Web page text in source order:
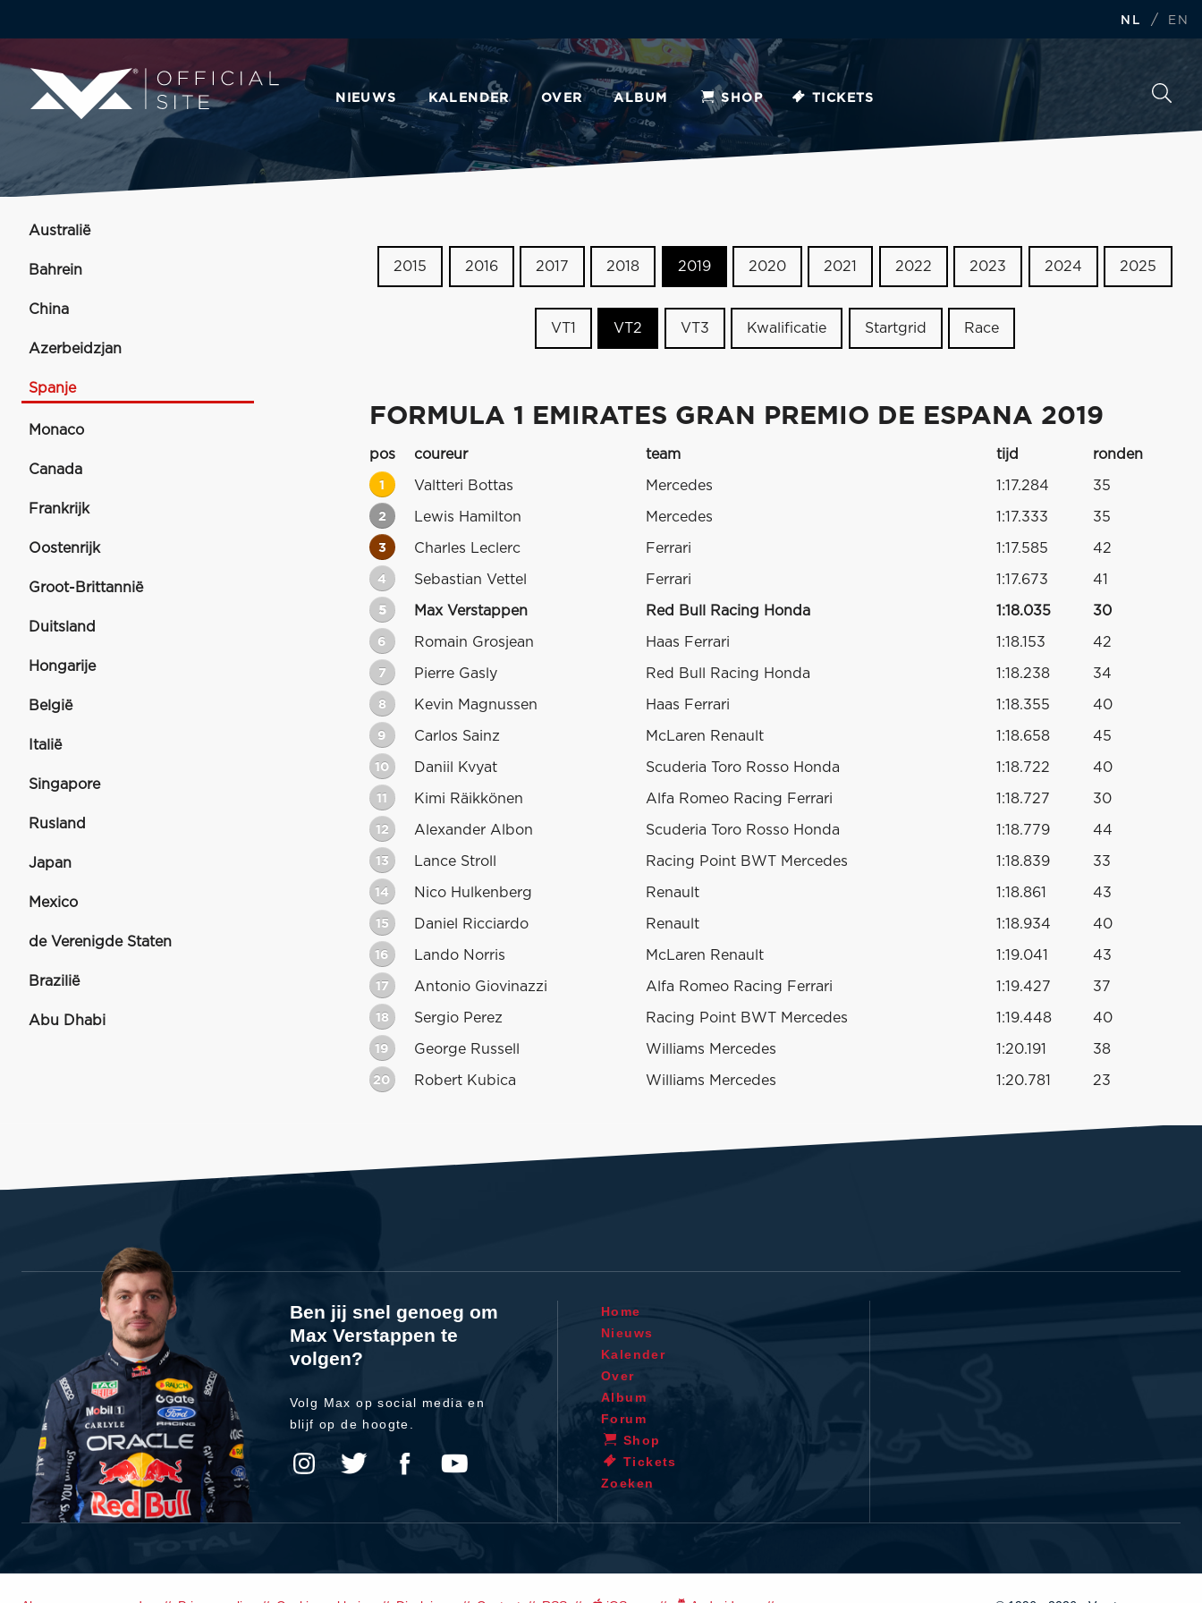
NL / EN
NIEUWS KALENDER OVER ALBUM SHOP TICKETS
Australië
Bahrein
China
Azerbeidzjan
Spanje
Monaco
Canada
Frankrijk
Oostenrijk
Groot-Brittannië
Duitsland
Hongarije
België
Italië
Singapore
Rusland
Japan
Mexico
de Verenigde Staten
Brazilië
Abu Dhabi
2015 2016 2017 2018 2019 2020 2021 2022 2023 2024 2025
VT1 VT2 VT3 Kwalificatie Startgrid Race
FORMULA 1 EMIRATES GRAN PREMIO DE ESPANA 2019
pos coureur team tijd ronden
1 Valtteri Bottas Mercedes 1:17.284 35
2 Lewis Hamilton Mercedes 1:17.333 35
3 Charles Leclerc Ferrari 1:17.585 42
4 Sebastian Vettel Ferrari 1:17.673 41
5 Max Verstappen Red Bull Racing Honda 1:18.035 30
6 Romain Grosjean Haas Ferrari 1:18.153 42
7 Pierre Gasly Red Bull Racing Honda 1:18.238 34
8 Kevin Magnussen Haas Ferrari 1:18.355 40
9 Carlos Sainz McLaren Renault 1:18.658 45
10 Daniil Kvyat Scuderia Toro Rosso Honda 1:18.722 40
11 Kimi Räikkönen Alfa Romeo Racing Ferrari 1:18.727 30
12 Alexander Albon Scuderia Toro Rosso Honda 1:18.779 44
13 Lance Stroll Racing Point BWT Mercedes 1:18.839 33
14 Nico Hulkenberg Renault 1:18.861 43
15 Daniel Ricciardo Renault 1:18.934 40
16 Lando Norris McLaren Renault 1:19.041 43
17 Antonio Giovinazzi Alfa Romeo Racing Ferrari 1:19.427 37
18 Sergio Perez Racing Point BWT Mercedes 1:19.448 40
19 George Russell Williams Mercedes 1:20.191 38
20 Robert Kubica Williams Mercedes 1:20.781 23
Ben jij snel genoeg om
Max Verstappen te
volgen?
Volg Max op social media en
blijf op de hoogte.
Home
Nieuws
Kalender
Over
Album
Forum
Shop
Tickets
Zoeken